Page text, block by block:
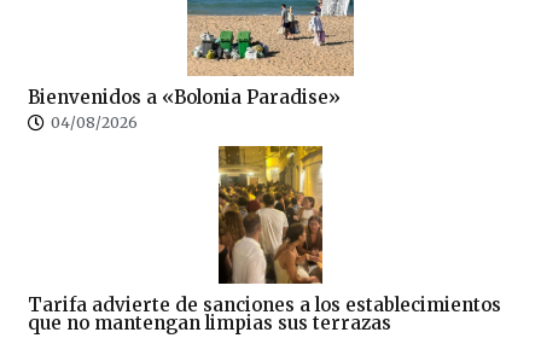
Bienvenidos a «Bolonia Paradise»
04/08/2026
Tarifa advierte de sanciones a los establecimientos
que no mantengan limpias sus terrazas